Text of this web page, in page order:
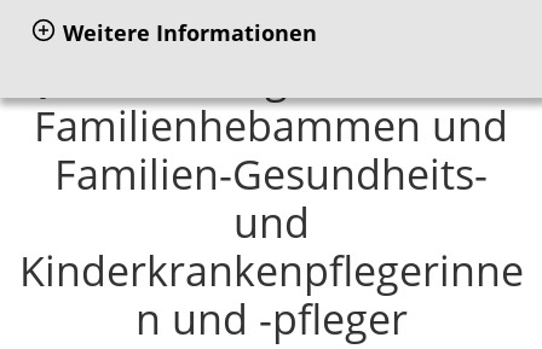
Weitere Informationen
Methodensammlung:
Familienhebammen und
Familien-Gesundheits-
und
Kinderkrankenpflegerinne
n und -pfleger